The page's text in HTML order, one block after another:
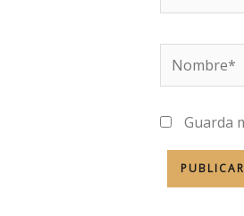
Nombre*
Guarda